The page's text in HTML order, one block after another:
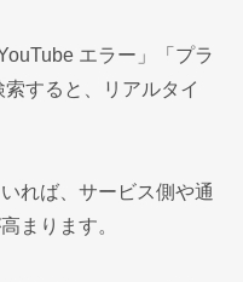
エラー」「プラ
すると、リアルタイ
れば、サービス側や通
まります。